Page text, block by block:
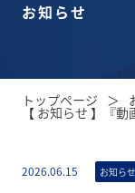
お知らせ
トップページ
【 お知らせ 】『
2026.06.15 お知らせ